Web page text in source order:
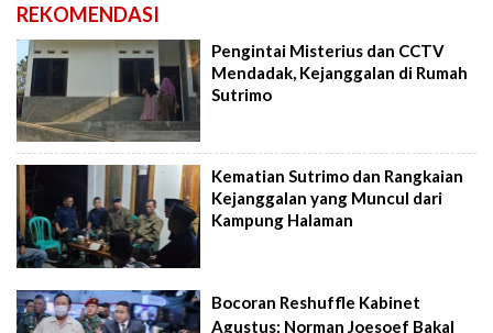
REKOMENDASI
Pengintai Misterius dan CCTV
Mendadak, Kejanggalan di Rumah
Sutrimo
Kematian Sutrimo dan Rangkaian
Kejanggalan yang Muncul dari
Kampung Halaman
Bocoran Reshuffle Kabinet
Agustus: Norman Joesoef Bakal